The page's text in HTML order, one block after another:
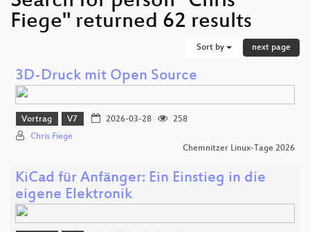
Fiege" returned 62 results
Sort by next page
3D-Druck mit Open Source
Vortrag V7 2026-03-28
258
Chris Fiege
Chemnitzer Linux-Tage 2026
KiCad für Anfänger: Ein Einstieg in die
eigene Elektronik